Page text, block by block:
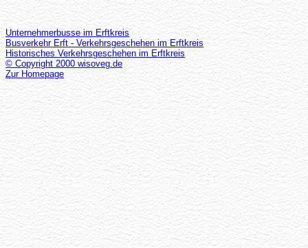
Unternehmerbusse im Erftkreis
Busverkehr Erft - Verkehrsgeschehen im Erftkreis
Historisches Verkehrsgeschehen im Erftkreis
© Copyright 2000 wisoveg.de
Zur Homepage